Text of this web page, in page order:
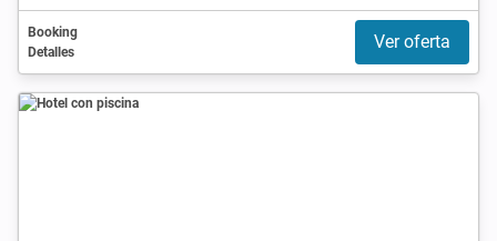
Booking
Detalles
Ver oferta